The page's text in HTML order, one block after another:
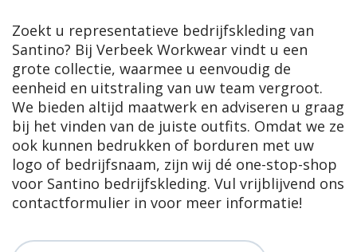
Zoekt u representatieve bedrijfskleding van
Santino? Bij Verbeek Workwear vindt u een
grote collectie, waarmee u eenvoudig de
eenheid en uitstraling van uw team vergroot.
We bieden altijd maatwerk en adviseren u graag
bij het vinden van de juiste outfits. Omdat we ze
ook kunnen bedrukken of borduren met uw
logo of bedrijfsnaam, zijn wij dé one-stop-shop
voor Santino bedrijfskleding. Vul vrijblijvend ons
contactformulier in voor meer informatie!